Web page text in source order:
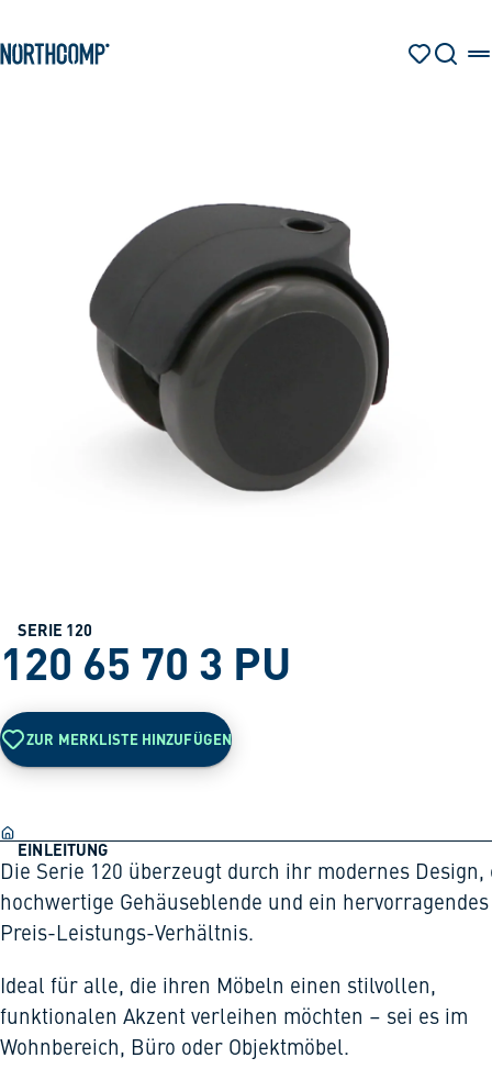
Zur Navigation springen
SUCHE
SERIE 120
120 65 70 3 PU
ZUR MERKLISTE HINZUFÜGEN
EINLEITUNG
Die Serie 120 überzeugt durch ihr modernes Design,
hochwertige Gehäuseblende und ein hervorragendes
Preis-Leistungs-Verhältnis.
Ideal für alle, die ihren Möbeln einen stilvollen,
funktionalen Akzent verleihen möchten – sei es im
Wohnbereich, Büro oder Objektmöbel.